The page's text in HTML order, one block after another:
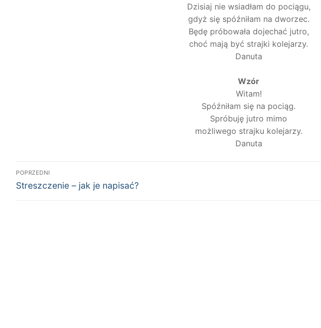
Dzisiaj nie wsiadłam do pociągu,
gdyż się spóźniłam na dworzec.
Będę próbowała dojechać jutro,
choć mają być strajki kolejarzy.
Danuta
Wzór
Witam!
Spóźniłam się na pociąg.
Spróbuję jutro mimo
możliwego strajku kolejarzy.
Danuta
Nawigacja
wpisu
POPRZEDNI
Poprzedni
Streszczenie – jak je napisać?